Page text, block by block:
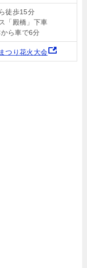
徒歩15分
「殿橋」下車
ら車で6分
つり花火大会